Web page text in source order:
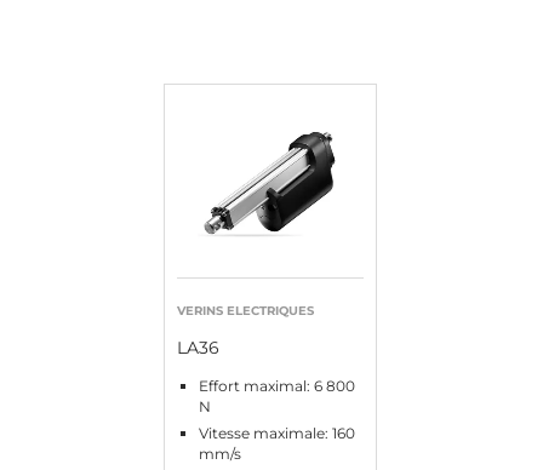
VERINS ELECTRIQUES
LA36
Effort maximal: 6 800
N
Vitesse maximale: 160
mm/s